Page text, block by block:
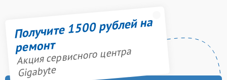
Получите 1500 рублей на
ремонт
Акция сервисного центра
Gigabyte